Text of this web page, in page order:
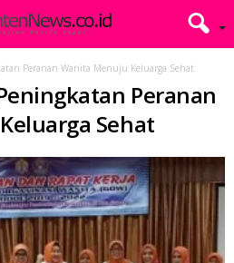
Peranan Wanita Menuju Keluarga Sehat
Peranan
Sehat